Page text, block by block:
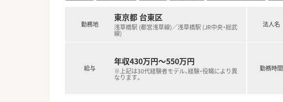
勤務地
東京都 台東区
浅草橋駅 (都営浅草線)／浅草橋駅 (JR中央・総武
線)
給与
年収430万円～550万円
※上記は30代経験者モデル、経験・役職により異
なります。
法人名
勤務時間